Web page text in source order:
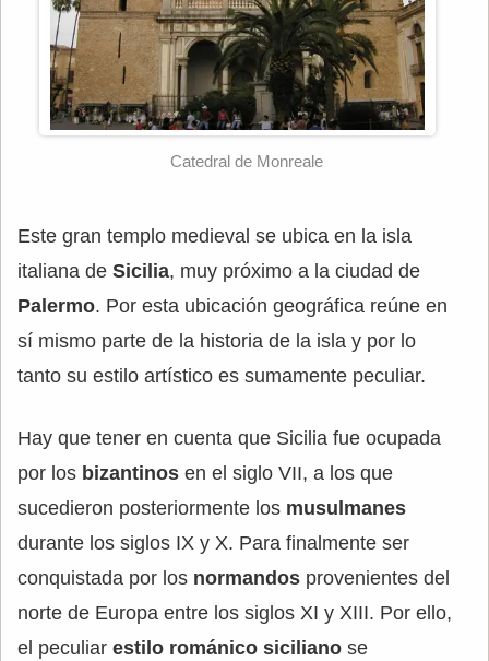
Catedral de Monreale
Este gran templo medieval se ubica en la isla
italiana de Sicilia, muy próximo a la ciudad de
Palermo. Por esta ubicación geográfica reúne en
sí mismo parte de la historia de la isla y por lo
tanto su estilo artístico es sumamente peculiar.
Hay que tener en cuenta que Sicilia fue ocupada
por los bizantinos en el siglo VII, a los que
sucedieron posteriormente los musulmanes
durante los siglos IX y X. Para finalmente ser
conquistada por los normandos provenientes del
norte de Europa entre los siglos XI y XIII. Por ello,
el peculiar estilo románico siciliano se